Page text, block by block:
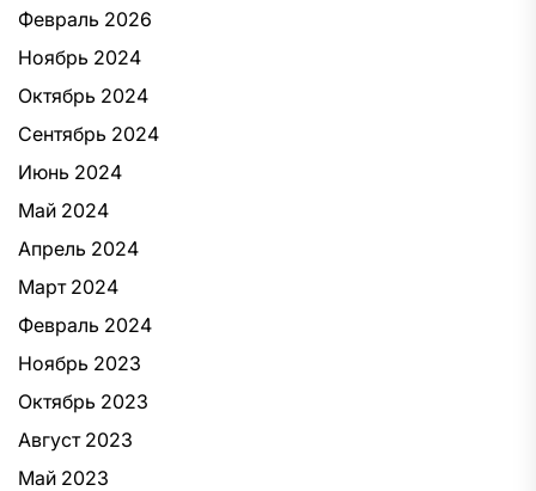
Февраль 2026
Ноябрь 2024
Октябрь 2024
Сентябрь 2024
Июнь 2024
Май 2024
Апрель 2024
Март 2024
Февраль 2024
Ноябрь 2023
Октябрь 2023
Август 2023
Май 2023